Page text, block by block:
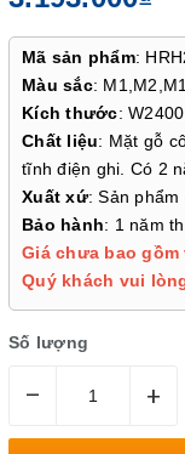
Mã sản phẩm:
Màu sắc:
Kích thước:
Chất liệu: Mặt gỗ
tĩnh điện ghi. Có 2
Xuất xứ: Sản phẩm
Bảo hành: 1 năm
Giá chưa bao
Quý khách vui
Số lượng
– +